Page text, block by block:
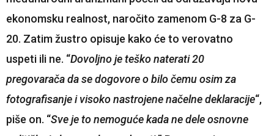
ekonomsku realnost, naročito zamenom G-8 za G-
20. Zatim žustro opisuje kako će to verovatno
uspeti ili ne. “Dovoljno je teško naterati 20
pregovarača da se dogovore o bilo čemu osim za
fotografisanje i visoko nastrojene načelne deklaracije“,
piše on. “Sve je to nemoguće kada ne dele osnovne